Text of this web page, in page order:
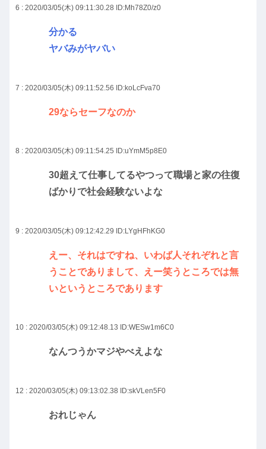
6 : 2020/03/05(木) 09:11:30.28 ID:Mh78Z0/z0
分かる
ヤバみがヤバい
7 : 2020/03/05(木) 09:11:52.56 ID:koLcFva70
29ならセーフなのか
8 : 2020/03/05(木) 09:11:54.25 ID:uYmM5p8E0
30超えて仕事してるやつって職場と家の往復
ばかりで社会経験ないよな
9 : 2020/03/05(木) 09:12:42.29 ID:LYgHFhKG0
えー、それはですね、いわば人それぞれと言
うことでありまして、えー笑うところでは無
いというところであります
10 : 2020/03/05(木) 09:12:48.13 ID:WESw1m6C0
なんつうかマジやべえよな
12 : 2020/03/05(木) 09:13:02.38 ID:skVLen5F0
おれじゃん